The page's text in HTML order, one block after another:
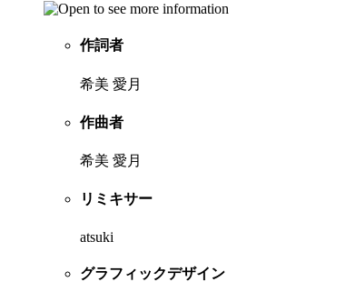
作詞者
希美 愛月
作曲者
希美 愛月
リミキサー
atsuki
グラフィックデザイン